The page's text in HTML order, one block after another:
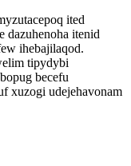
ited
dazuhenoha itenid
ihebajilaqod.
tipydybi
becefu
xuzogi udejehavonam